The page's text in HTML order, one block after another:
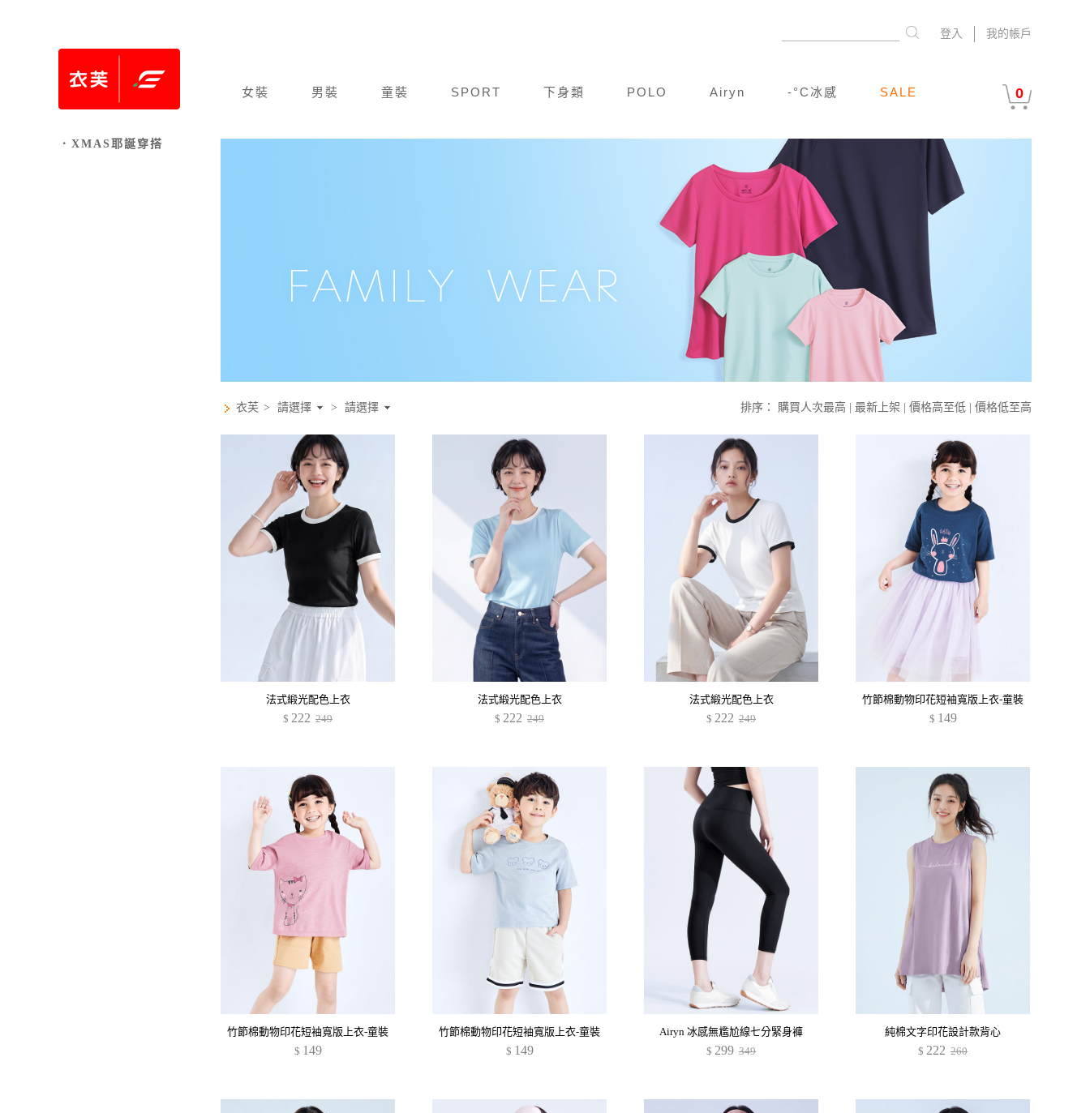
我的帳戶
登入
女裝 男裝 童裝 SPORT 下身類 POLO Airyn -°C冰感 SALE 0
．XMAS耶誕穿搭
衣芙 > 請選擇 > 請選擇 排序： 購買人次最高 最新上架 價格高至低 價格低至高
法式緞光配色上衣
$ 222 249
法式緞光配色上衣
$ 222 249
法式緞光配色上衣
$ 222 249
竹節棉動物印花短袖寬版上衣-童裝
$ 149
竹節棉動物印花短袖寬版上衣-童裝
$ 149
竹節棉動物印花短袖寬版上衣-童裝
$ 149
Airyn 冰感無尷尬線七分緊身褲
$ 299 349
純棉文字印花設計款背心
$ 222 260